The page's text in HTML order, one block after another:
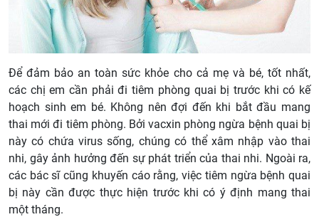
Để đảm bảo an toàn sức khỏe cho cả mẹ và bé, tốt nhất,
các chị em cần phải đi tiêm phòng quai bị trước khi có kế
hoạch sinh em bé. Không nên đợi đến khi bắt đầu mang
thai mới đi tiêm phòng. Bởi vacxin phòng ngừa bệnh quai bị
này có chứa virus sống, chúng có thể xâm nhập vào thai
nhi, gây ảnh hưởng đến sự phát triển của thai nhi. Ngoài ra,
các bác sĩ cũng khuyến cáo rằng, việc tiêm ngừa bệnh quai
bị này cần được thực hiện trước khi có ý định mang thai
một tháng.